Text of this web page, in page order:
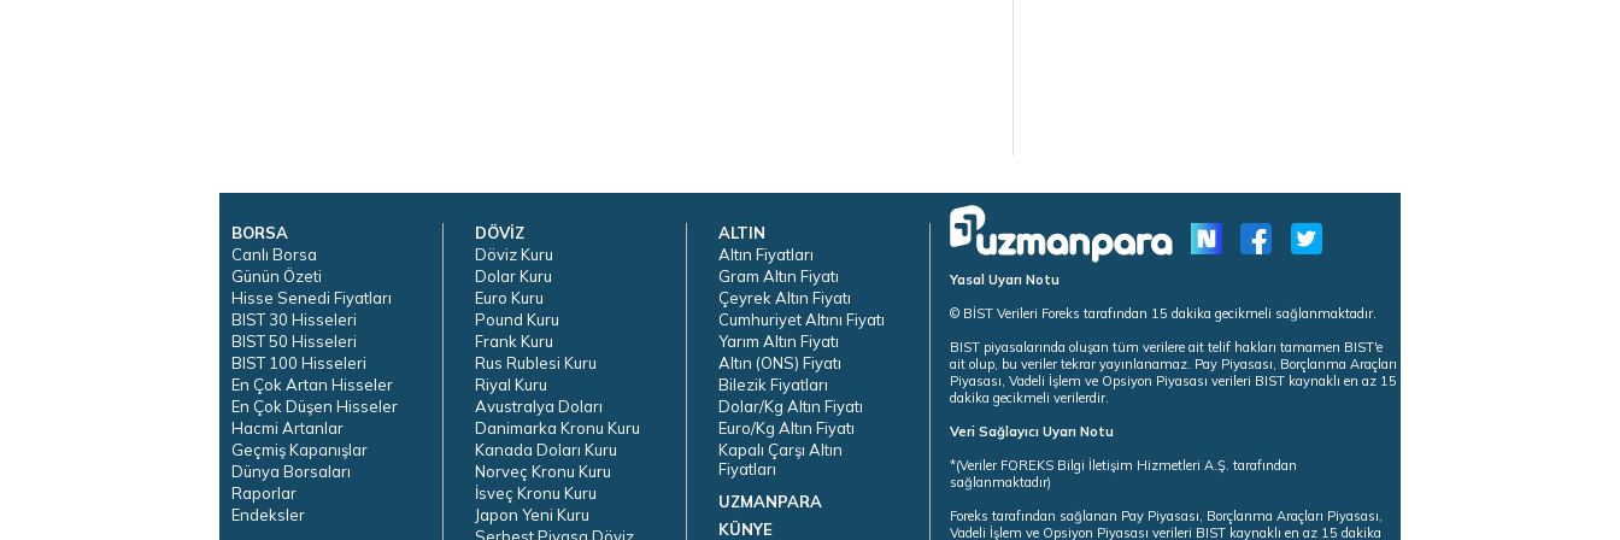
BORSA
Canlı Borsa
Günün Özeti
Hisse Senedi Fiyatları
BIST 30 Hisseleri
BIST 50 Hisseleri
BIST 100 Hisseleri
En Çok Artan Hisseler
En Çok Düşen Hisseler
Hacmi Artanlar
Geçmiş Kapanışlar
Dünya Borsaları
Raporlar
Endeksler
DÖVİZ
Döviz Kuru
Dolar Kuru
Euro Kuru
Pound Kuru
Frank Kuru
Rus Rublesi Kuru
Riyal Kuru
Avustralya Doları
Danimarka Kronu Kuru
Kanada Doları Kuru
Norveç Kronu Kuru
İsveç Kronu Kuru
Japon Yeni Kuru
Serbest Piyasa Döviz
ALTIN
Altın Fiyatları
Gram Altın Fiyatı
Çeyrek Altın Fiyatı
Cumhuriyet Altını Fiyatı
Yarım Altın Fiyatı
Altın (ONS) Fiyatı
Bilezik Fiyatları
Dolar/Kg Altın Fiyatı
Euro/Kg Altın Fiyatı
Kapalı Çarşı Altın
Fiyatları
UZMANPARA
KÜNYE
Yasal Uyarı Notu
© BİST Verileri Foreks tarafından 15 dakika gecikmeli sağlanmaktadır.
BIST piyasalarında oluşan tüm verilere ait telif hakları tamamen BIST'e
ait olup, bu veriler tekrar yayınlanamaz. Pay Piyasası, Borçlanma Araçları
Piyasası, Vadeli İşlem ve Opsiyon Piyasası verileri BIST kaynaklı en az 15
dakika gecikmeli verilerdir.
Veri Sağlayıcı Uyarı Notu
*(Veriler FOREKS Bilgi İletişim Hizmetleri A.Ş. tarafından
sağlanmaktadır)
Foreks tarafından sağlanan Pay Piyasası, Borçlanma Araçları Piyasası,
Vadeli İşlem ve Opsiyon Piyasası verileri BIST kaynaklı en az 15 dakika